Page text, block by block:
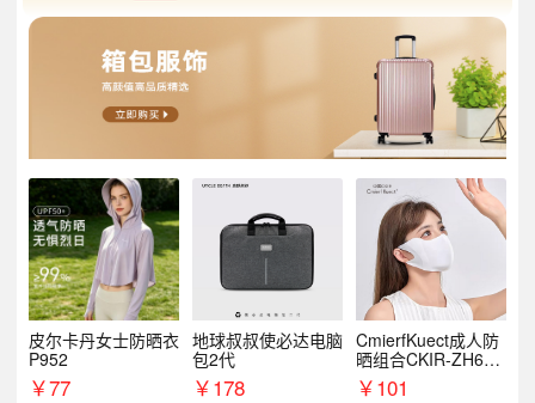
皮尔卡丹女士防晒衣
P952
￥77
地球叔叔使必达电脑
包2代
￥178
CmierfKuect成人防
晒组合CKIR-ZH632
0￥101